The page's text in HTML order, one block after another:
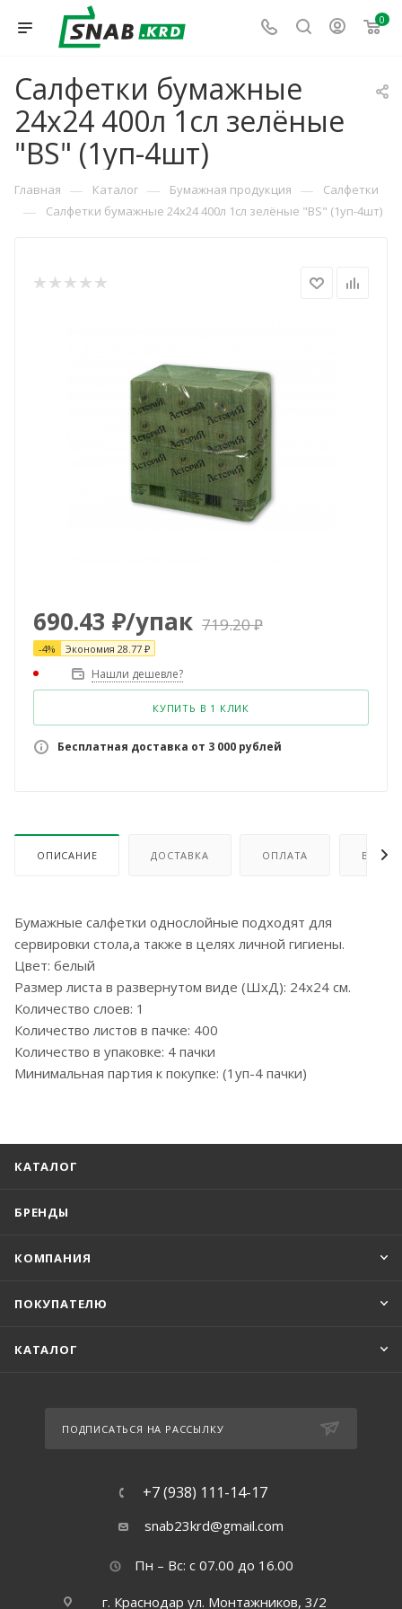
0
Салфетки бумажные
24х24 400л 1сл зелёные
"BS" (1уп-4шт)
Главная — Каталог — Бумажная продукция — Салфетки
— Салфетки бумажные 24х24 400л 1сл зелёные "BS" (1уп-4шт)
690.43 ₽/упак 719.20₽
-4% Экономия 28.77 ₽
Нашли дешевле?
КУПИТЬ В 1 КЛИК
Бесплатная доставка от 3 000 рублей
ОПИСАНИЕ ДОСТАВКА ОПЛАТА
Бумажные салфетки однослойные подходят для
сервировки стола,а также в целях личной гигиены.
Цвет: белый
Размер листа в развернутом виде (ШxД): 24x24 см.
Количество слоев: 1
Количество листов в пачке: 400
Количество в упаковке: 4 пачки
Минимальная партия к покупке: (1уп-4 пачки)
КАТАЛОГ
БРЕНДЫ
КОМПАНИЯ
ПОКУПАТЕЛЮ
КАТАЛОГ
ПОДПИСАТЬСЯ НА РАССЫЛКУ
+7 (938) 111-14-17
snab23krd@gmail.com
Пн – Вс: с 07.00 до 16.00
г. Краснодар ул. Монтажников, 3/2